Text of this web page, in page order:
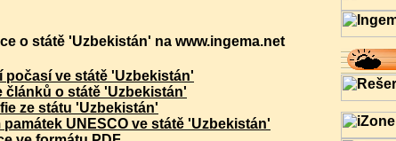
o státě 'Uzbekistán' na www.ingema.net
počasí ve státě 'Uzbekistán'
článků o státě 'Uzbekistán'
ze státu 'Uzbekistán'
památek UNESCO ve státě 'Uzbekistán'